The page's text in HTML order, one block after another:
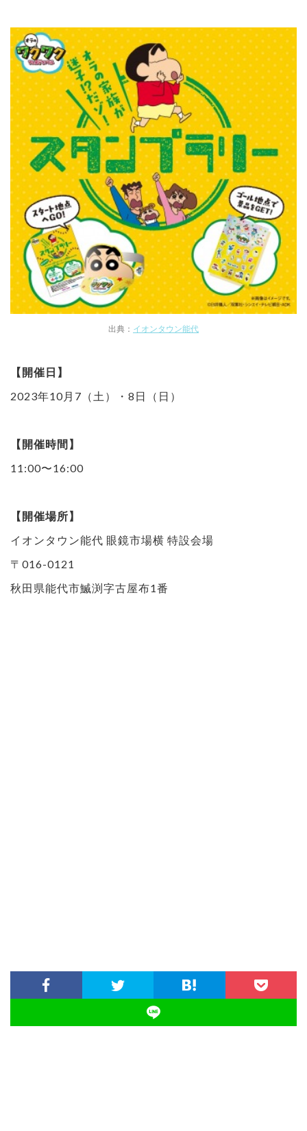
出典： イオンタウン能代
【開催日】
2023年10月7（土）・8日（日）
【開催時間】
11:00〜16:00
【開催場所】
イオンタウン能代 眼鏡市場横 特設会場
〒016-0121
秋田県能代市鰄渕字古屋布1番